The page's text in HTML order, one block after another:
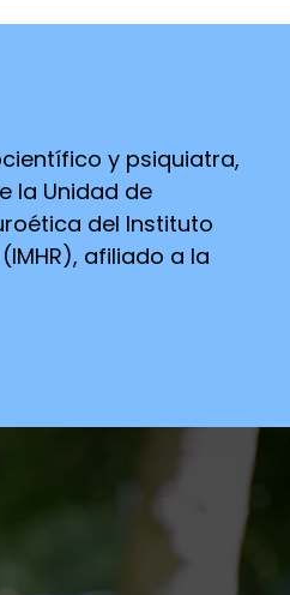
y psiquiatra,
la Unidad de
del Instituto
afiliado a la